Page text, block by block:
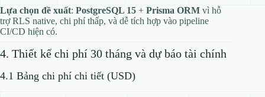
Lựa chọn đề xuất: PostgreSQL 15 + Prisma ORM vì hỗ
trợ RLS native, chi phí thấp, và dễ tích hợp vào pipeline
CI/CD hiện có.
4. Thiết kế chi phí 30 tháng và dự báo tài chính
4.1 Bảng chi phí chi tiết (USD)